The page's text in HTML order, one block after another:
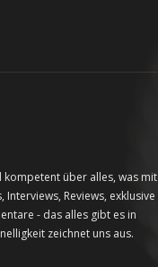
über alles, was mit
Reviews, exklusive
- das alles gibt es in
zeichnet uns aus.